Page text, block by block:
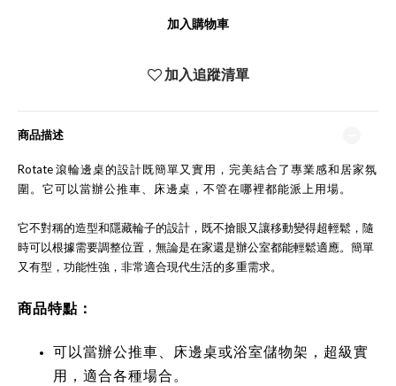
加入購物車
加入追蹤清單
商品描述
Rotate滾輪邊桌的設計既簡單又實用，完美結合了專業感和居家氛
圍。它可以當辦公推車、床邊桌，不管在哪裡都能派上用場。
它不對稱的造型和隱藏輪子的設計，既不搶眼又讓移動變得超輕鬆，隨
時可以根據需要調整位置，無論是在家還是辦公室都能輕鬆適應。簡單
又有型，功能性強，非常適合現代生活的多重需求。
商品特點：
可以當辦公推車、床邊桌或浴室儲物架，超級實
用，適合各種場合。